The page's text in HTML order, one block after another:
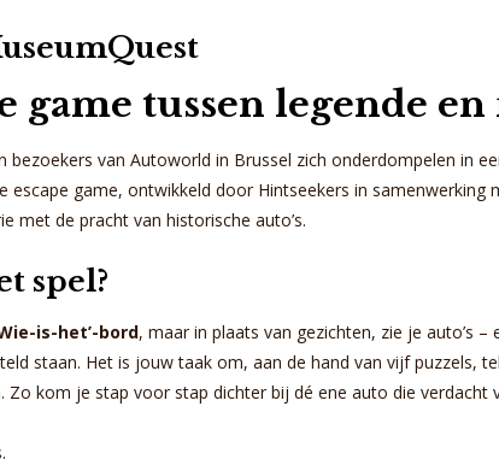
game tussen legende
bezoekers van Autoworld in Brussel zich onderdompelen in
escape game, ontwikkeld door Hintseekers in samenwerking
met de pracht van historische auto’s.
spel?
is-het’-bord, maar in plaats van gezichten, zie je auto’s
staan. Het is jouw taak om, aan de hand van vijf puzzels,
Zo kom je stap voor stap dichter bij dé ene auto die verdacht